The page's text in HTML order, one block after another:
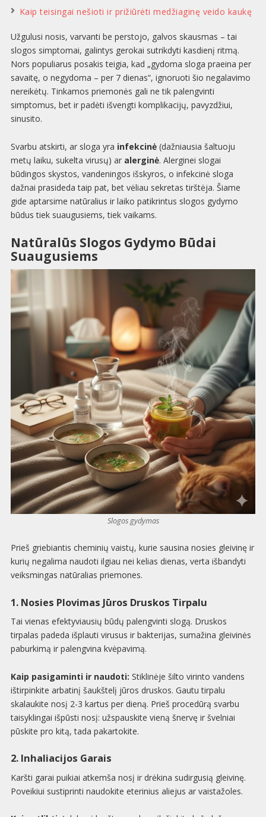
Kaip teisingai nešioti ir prižiūrėti medžiaginę veido kaukę
Užgulusi nosis, varvanti be perstojo, galvos skausmas – tai
slogos simptomai, galintys gerokai sutrikdyti kasdienį ritmą.
Nors populiarus posakis teigia, kad „gydoma sloga praeina per
savaitę, o negydoma – per 7 dienas“, ignoruoti šio negalavimo
nereikėtų. Tinkamos priemonės gali ne tik palengvinti
simptomus, bet ir padėti išvengti komplikacijų, pavyzdžiui,
sinusito.
Svarbu atskirti, ar sloga yra infekcinė(dažniausia šaltuoju
metų laiku, sukelta virusų) ar alerginė. Alerginei slogai
būdingos skystos, vandeningos išskyros, o infekcinė sloga
dažnai prasideda taip pat, bet vėliau sekretas tirštėja. Šiame
gide aptarsime natūralius ir laiko patikrintus slogos gydymo
būdus tiek suaugusiems, tiek vaikams.
Natūralūs Slogos Gydymo Būdai
Suaugusiems
Slogos gydymas
Prieš griebiantis cheminių vaistų, kurie sausina nosies gleivinę ir
kurių negalima naudoti ilgiau nei kelias dienas, verta išbandyti
veiksmingas natūralias priemones.
1. Nosies Plovimas Jūros Druskos Tirpalu
Tai vienas efektyviausių būdų palengvinti slogą. Druskos
tirpalas padeda išplauti virusus ir bakterijas, sumažina gleivinės
paburkimą ir palengvina kvėpavimą.
Kaip pasigaminti ir naudoti: Stiklinėje šilto virinto vandens
ištirpinkite arbatinį šaukštelį jūros druskos. Gautu tirpalu
skalaukite nosį 2-3 kartus per dieną. Prieš procedūrą svarbu
taisyklingai išpūsti nosį: užspauskite vieną šnervę ir švelniai
pūskite pro kitą, tada pakartokite.
2. Inhaliacijos Garais
Karšti garai puikiai atkemša nosį ir drėkina sudirgusią gleivinę.
Poveikiui sustiprinti naudokite eterinius aliejus ar vaistažoles.